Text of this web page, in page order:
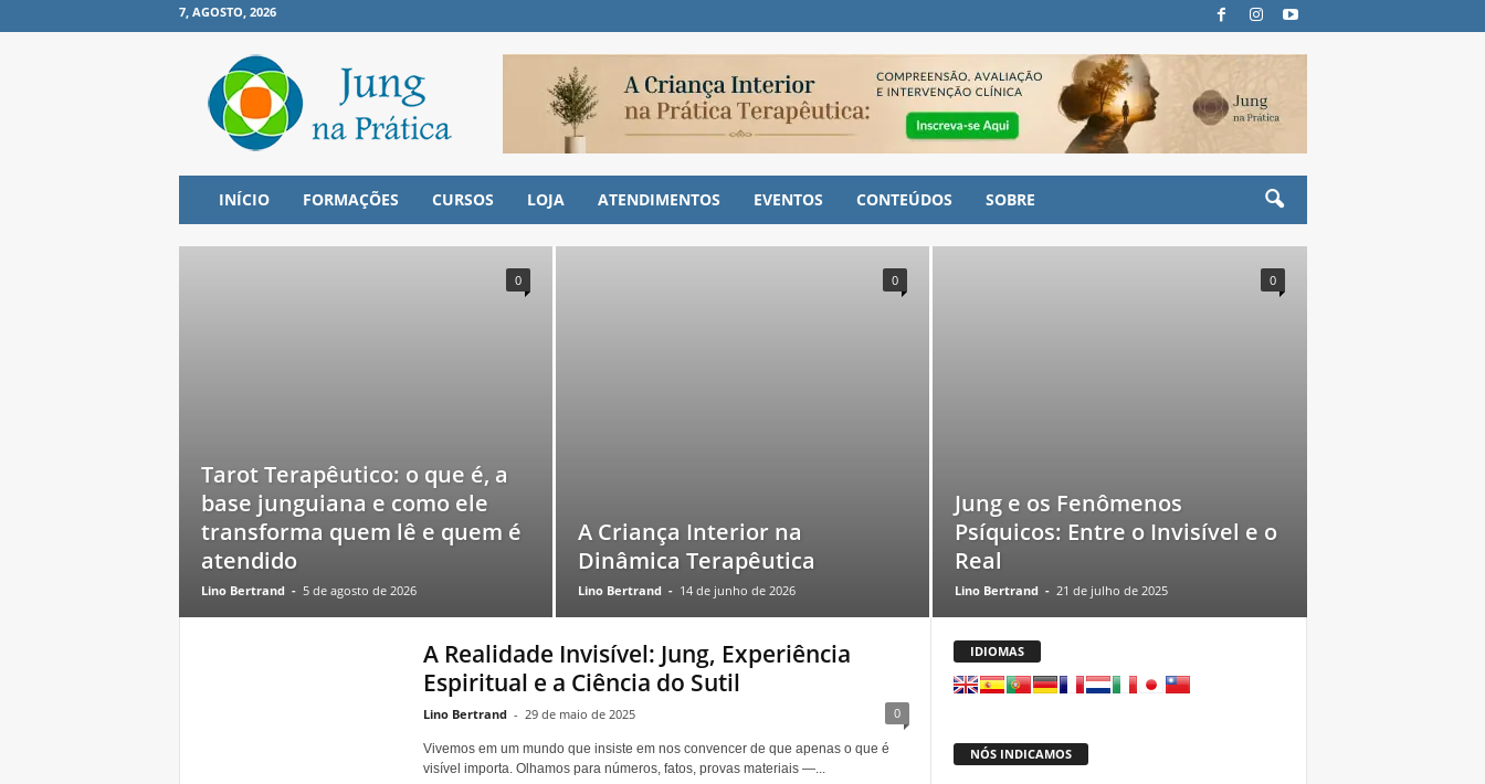
7, AGOSTO, 2026
INÍCIO FORMAÇÕES CURSOS LOJA ATENDIMENTOS EVENTOS CONTEÚDOS SOBRE
Tarot Terapêutico: o que é, a
base junguiana e como ele
transforma quem lê e quem é
atendido
Lino Bertrand - 5 de agosto de 2026
0
A Criança Interior na
Dinâmica Terapêutica
Lino Bertrand - 14 de junho de 2026
0
Jung e os Fenômenos
Psíquicos: Entre o Invisível e o
Real
Lino Bertrand - 21 de julho de 2025
0
A Realidade Invisível: Jung, Experiência
Espiritual e a Ciência do Sutil
Lino Bertrand - 29 de maio de 2025 0
Vivemos em um mundo que insiste em nos convencer de que apenas o que é
visível importa. Olhamos para números, fatos, provas materiais —...
IDIOMAS
NÓS INDICAMOS